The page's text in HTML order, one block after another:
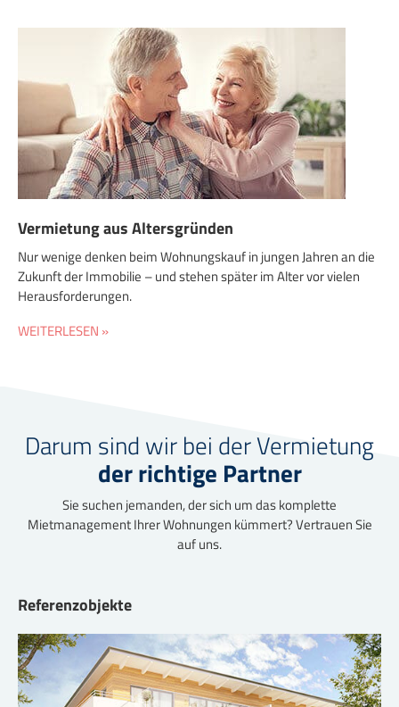
Vermietung aus Altersgründen
Nur wenige denken beim Wohnungskauf in jungen Jahren an die
Zukunft der Immobilie – und stehen später im Alter vor vielen
Herausforderungen.
WEITERLESEN »
Darum sind wir bei der Vermietung
der richtige Partner
Sie suchen jemanden, der sich um das komplette
Mietmanagement Ihrer Wohnungen kümmert? Vertrauen Sie
auf uns.
Referenzobjekte